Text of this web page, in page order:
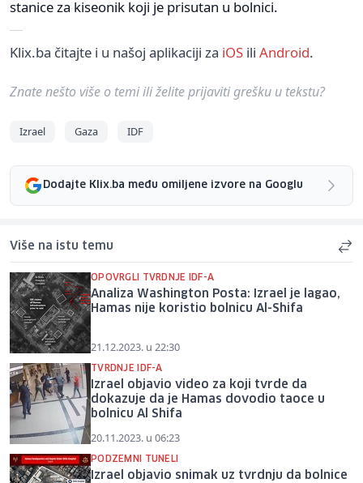
stanice za kiseonik koji je prisutan u bolnici.
Klix.ba čitajte i u našoj aplikaciji za iOS ili Android.
Znate nešto više o temi ili želite prijaviti grešku u tekstu?
Izrael Gaza IDF
Dodajte Klix.ba među omiljene izvore na Googlu
Više na istu temu
OPOVRGLI TVRDNJE IDF-A
Analiza Washington Posta: Izrael je lagao,
Hamas nije koristio bolnicu Al-Shifa
21.12.2023. u 22:30
TVRDNJE IDF-A
Izrael objavio video za koji tvrde da
dokazuje da je Hamas dovodio taoce u
bolnicu Al Shifa
20.11.2023. u 06:23
PODZEMNI TUNELI
Izrael objavio snimak uz tvrdnju da bolnice